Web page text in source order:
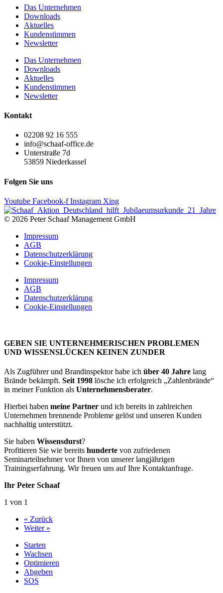
Das Unternehmen
Downloads
Aktuelles
Kundenstimmen
Newsletter
Das Unternehmen
Downloads
Aktuelles
Kundenstimmen
Newsletter
Kontakt
02208 92 16 555
info@schaaf-office.de
Unterstraße 7d
53859 Niederkassel
Folgen Sie uns
Youtube Facebook-f Instagram Xing
© 2026 Peter Schaaf Management GmbH
Impressum
AGB
Datenschutzerklärung
Cookie-Einstellungen
Impressum
AGB
Datenschutzerklärung
Cookie-Einstellungen
GEBEN SIE UNTERNEHMERISCHEN PROBLEMEN
UND WISSENSLÜCKEN KEINEN ZUNDER
Als Zugführer und Brandinspektor habe ich über 40 Jahre lang
Brände bekämpft. Seit 1998 lösche ich erfolgreich „Zahlenbrände“
in meiner Funktion als Unternehmensberater.
Hierbei haben meine Partner und ich bereits in zahlreichen
Unternehmen brennende Probleme gelöst und unseren Kunden
nachhaltig unterstützt.
Sie haben Wissensdurst?
Profitieren Sie wie bereits hunderte von zufriedenen
Seminarteilnehmer vor Ihnen von unserer langjährigen
Trainingserfahrung. Wir freuen uns auf Ihre Kontaktanfrage.
Ihr Peter Schaaf
1 von 1
« Zurück
Weiter »
Starten
Wachsen
Optimieren
Abgeben
SOS